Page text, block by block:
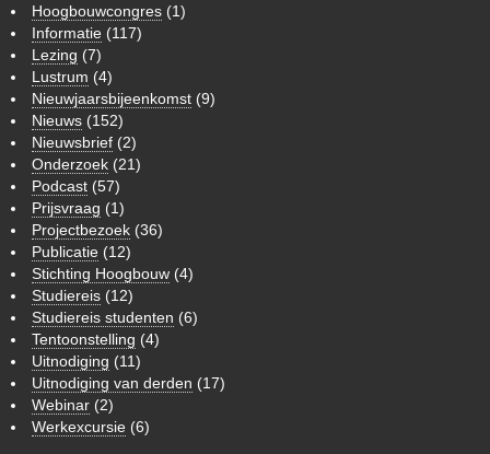
Hoogbouwcongres (1)
Informatie (117)
Lezing (7)
Lustrum (4)
Nieuwjaarsbijeenkomst (9)
Nieuws (152)
Nieuwsbrief (2)
Onderzoek (21)
Podcast (57)
Prijsvraag (1)
Projectbezoek (36)
Publicatie (12)
Stichting Hoogbouw (4)
Studiereis (12)
Studiereis studenten (6)
Tentoonstelling (4)
Uitnodiging (11)
Uitnodiging van derden (17)
Webinar (2)
Werkexcursie (6)